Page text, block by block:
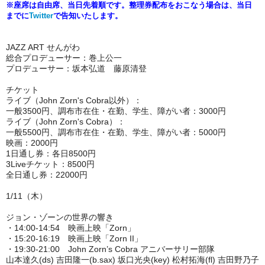
※座席は自由席、当日先着順です。整理券配布をおこなう場合は、当日
までにTwitterで告知いたします。
JAZZ ART せんがわ
総合プロデューサー：巻上公一
プロデューサー：坂本弘道 藤原清登
チケット
ライブ（John Zorn's Cobra以外）：
一般3500円、調布市在住・在勤、学生、障がい者：3000円
ライブ（John Zorn's Cobra）：
一般5500円、調布市在住・在勤、学生、障がい者：5000円
映画：2000円
1日通し券：各日8500円
3Liveチケット：8500円
全日通し券：22000円
1/11（木）
ジョン・ゾーンの世界の響き
・14:00-14:54 映画上映「Zorn」
・15:20-16:19 映画上映「Zorn II」
・19:30-21:00 John Zorn’s Cobra アニバーサリー部隊
山本達久(ds) 吉田隆一(b.sax) 坂口光央(key) 松村拓海(fl) 吉田野乃子